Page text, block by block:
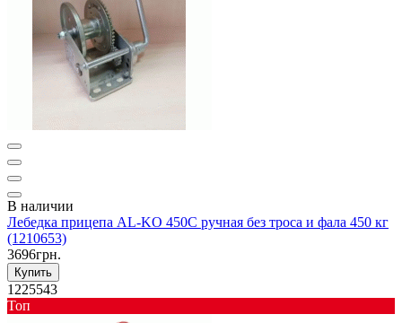
В наличии
Лебедка прицепа AL-KO 450C ручная без троса и фала 450 кг
(1210653)
3696грн.
Купить
1225543
Toп